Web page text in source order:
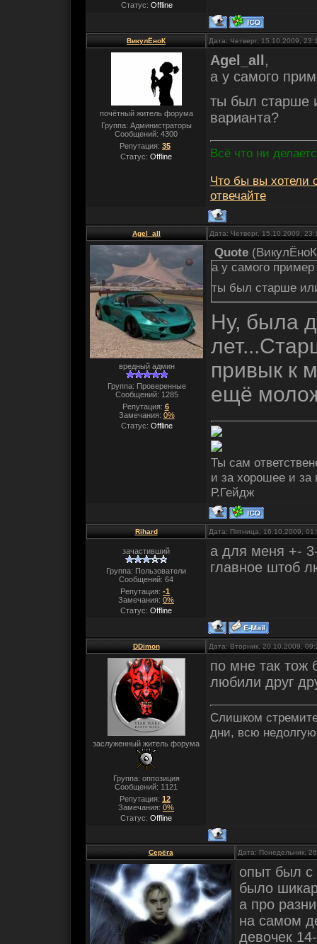
Статус: Offline
ВикулЁноК Дата: Четверг, 15.10.2009,
почётный житель форума
Группа: Администраторы
Сообщений: 4300
Репутация: 35
Статус: Offline
Agel_all ,
а у самого
ты был старше
варианта?
Всё что ни
Что бы вы хотели
отвечайте
Agel_all Дата: Четверг, 15.10.2009,
вредный админ
Группа: Проверенные
Сообщений: 1285
Репутация: 6
Замечания: 0%
Статус: Offline
Quote (ВикулЁноК
а у самого
ты был старше
Ну, была
привык к
ещё
Ты сам
и за хорошее и за
Р.Гейдж
Rihard Дата: Пятница, 16.10.2009,
зачастивший
Группа: Пользователи
Сообщений: 64
Репутация: -1
Замечания: 0%
Статус: Offline
а для меня +-
главное штоб
DDimon Дата: Вторник, 20.10.2009,
заслуженный житель форума
Группа: оппозиция
Сообщений: 1121
Репутация: 12
Замечания: 0%
Статус: Offline
по мне так тож
любили друг
Слишком
дни, всю
Серёга Дата: Понедельник,
опыт был с
было
а про
на самом
девочек